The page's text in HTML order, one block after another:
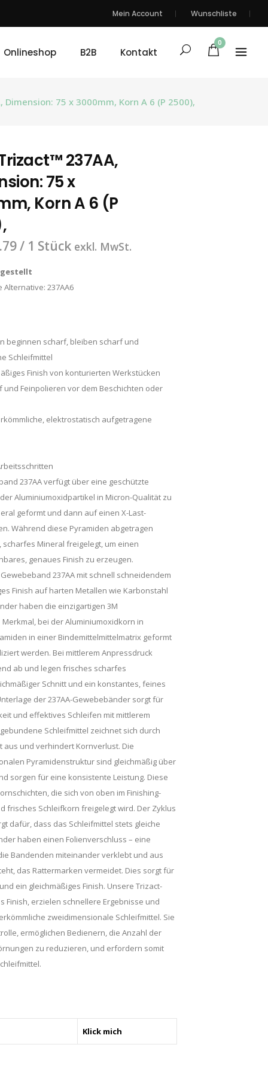
Mein Account Wunschliste
Onlineshop B2B Kontakt
0
75 x 3000mm, Korn A 6 (P 2500),
237AA,
75 x
Korn A 6 (P
/ 1 Stück exkl. MwSt.
Alternative: 237AA6
beginnen scharf, bleiben scharf und
Schleifmittel
Finish von konturierten Werkstücken
und Feinpolieren vor dem Beschichten oder
elektrostatisch aufgetragene
237AA verfügt über eine geschützte
Aluminiumoxidpartikel in Micron-Qualität zu
geformt und dann auf einen X-Last-
Während diese Pyramiden abgetragen
Mineral freigelegt, um einen
genaues Finish zu erzeugen.
237AA mit schnell schneidendem
Finish auf harten Metallen wie Karbonstahl
haben die einzigartigen 3M
bei der Aluminiumoxidkorn in
in einer Bindemittelmittelmatrix geformt
werden. Bei mittlerem Anpressdruck
ab und legen frisches scharfes
Schnitt und ein konstantes, feines
der 237AA-Gewebebänder sorgt für
und effektives Schleifen mit mittlerem
Schleifmittel zeichnet sich durch
und verhindert Kornverlust. Die
Pyramidenstruktur sind gleichmäßig über
sorgen für eine konsistente Leistung. Diese
die sich von oben im Finishing-
frisches Schleifkorn freigelegt wird. Der Zyklus
dafür, dass das Schleifmittel stets gleiche
haben einen Folienverschluss – eine
Bandenden miteinander verklebt und aus
das Rattermarken vermeidet. Dies sorgt für
ein gleichmäßiges Finish. Unsere Trizact-
Finish, erzielen schnellere Ergebnisse und
zweidimensionale Schleifmittel. Sie
ermöglichen Bedienern, die Anzahl der
zu reduzieren, und erfordern somit
Klick mich